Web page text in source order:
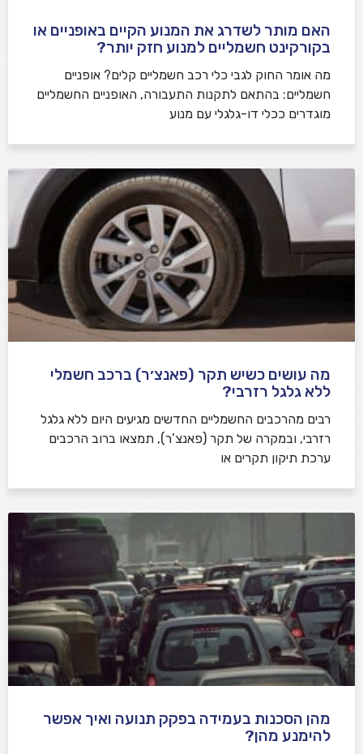
האם מותר לשדרג את המנוע הקיים באופניים או
בקורקינט חשמליים למנוע חזק יותר?
מה אומר החוק לגבי כלי רכב חשמליים קלים? אופניים
חשמליים: בהתאם לתקנות התעבורה, האופניים החשמליים
מוגדרים ככלי דו-גלגלי עם מנוע
מה עושים כשיש תקר (פאנצ׳ר) ברכב חשמלי
ללא גלגל רזרבי?
רבים מהרכבים החשמליים החדשים מגיעים היום ללא גלגל
רזרבי, ובמקרה של תקר (פאנצ’ר), תמצאו ברוב הרכבים
ערכת תיקון תקרים או
מהן הסכנות בעמידה בפקק תנועה ואיך אפשר
להימנע מהן?